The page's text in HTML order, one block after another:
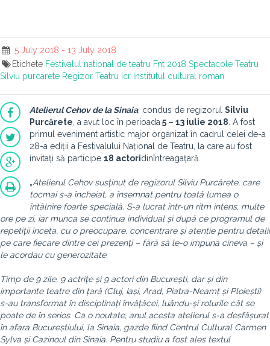
5 July 2018 - 13 July 2018
Etichete Festivalul national de teatru Fnt 2018 Spectacole Teatru
Silviu purcarete Regizor Teatru Icr Institutul cultural roman
Atelierul Cehov de la Sinaia, condus de regizorul Silviu
Purcărete , a avut loc în perioada 5 – 13 iulie 2018 . A fost
primul eveniment artistic major organizat în cadrul celei de-a
28-a ediții a Festivalului Național de Teatru, la care au fost
invitați să participe 18 actoridinîntreagațară.
„Atelierul Cehov susținut de regizorul Silviu Purcărete, care
tocmai s-a încheiat, a însemnat pentru toată lumea o
întâlnire foarte specială. S-a lucrat într-un ritm intens, multe
ore pe zi, iar munca se continua individual și după ce programul de
repetiții înceta, cu o preocupare, concentrare și atenție pentru detalii
pe care fiecare dintre cei prezenți – fără să le-o impună cineva – și
le acordau cu generozitate.
Timp de 9 zile, 9 actrițe și 9 actori din București, dar și din
importante teatre din țară (Cluj, Iași, Arad, Piatra-Neamț și Ploiești)
s-au transformat în disciplinați învățăcei, luându-și rolurile cât se
poate de în serios. Ca o noutate, anul acesta atelierul s-a desfășurat
în afara Bucureștiului, la Sinaia, gazde fiind Centrul Cultural Carmen
Sylva și Cazinoul din Sinaia. Pentru studiu a fost ales textul